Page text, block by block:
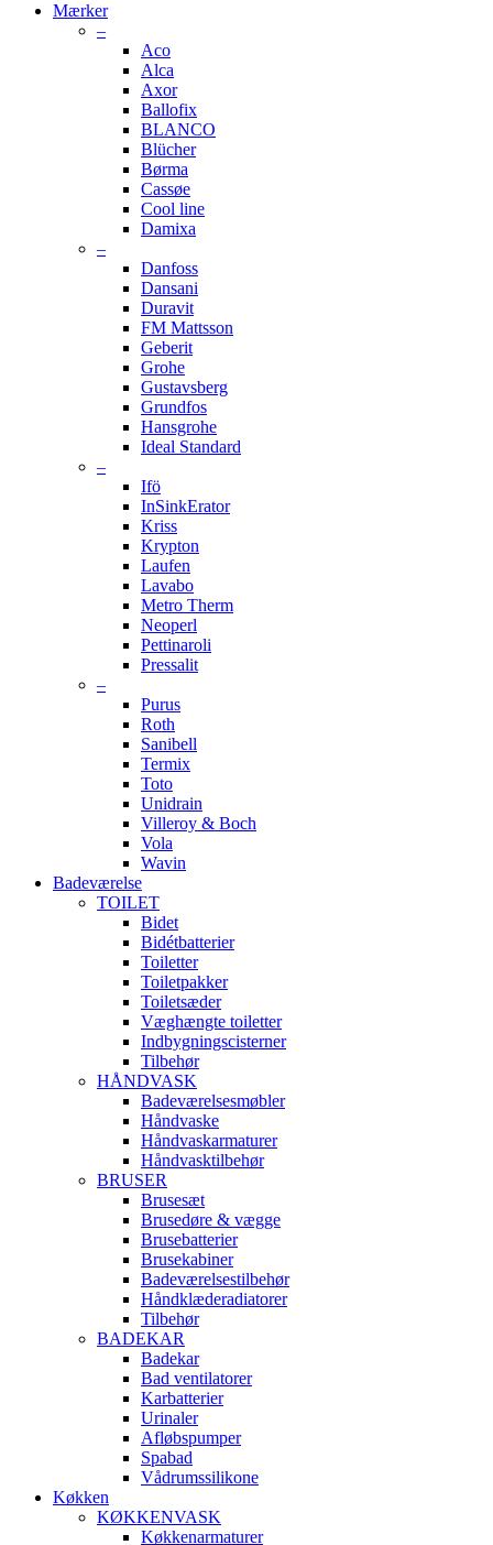
Mærker
–
Aco
Alca
Axor
Ballofix
BLANCO
Blücher
Børma
Cassøe
Cool line
Damixa
–
Danfoss
Dansani
Duravit
FM Mattsson
Geberit
Grohe
Gustavsberg
Grundfos
Hansgrohe
Ideal Standard
–
Ifö
InSinkErator
Kriss
Krypton
Laufen
Lavabo
Metro Therm
Neoperl
Pettinaroli
Pressalit
–
Purus
Roth
Sanibell
Termix
Toto
Unidrain
Villeroy & Boch
Vola
Wavin
Badeværelse
TOILET
Bidet
Bidétbatterier
Toiletter
Toiletpakker
Toiletsæder
Væghængte toiletter
Indbygningscisterner
Tilbehør
HÅNDVASK
Badeværelsesmøbler
Håndvaske
Håndvaskarmaturer
Håndvasktilbehør
BRUSER
Brusesæt
Brusedøre & vægge
Brusebatterier
Brusekabiner
Badeværelsestilbehør
Håndklæderadiatorer
Tilbehør
BADEKAR
Badekar
Bad ventilatorer
Karbatterier
Urinaler
Afløbspumper
Spabad
Vådrumssilikone
Køkken
KØKKENVASK
Køkkenarmaturer